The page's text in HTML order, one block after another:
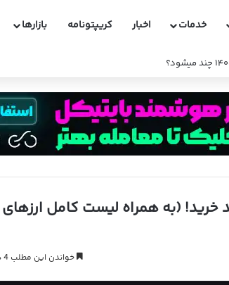
خدمات اخبار کریپتونامه بازارها
(به همراه لیست کامل ارزهای
خواندن این مطلب 4 دقیقه زمان میبرد